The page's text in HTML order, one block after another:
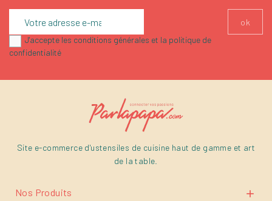
J'accepte les conditions générales et la politique de
confidentialité
Site e-commerce d'ustensiles de cuisine haut de gamme et art
de la table.
Nos Produits 